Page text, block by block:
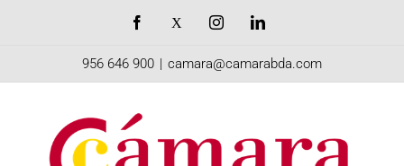
Facebook InstagramLinkedIn
956 646 900 | camara@camarabda.com